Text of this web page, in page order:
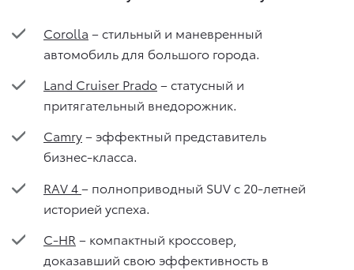
Corolla – стильный и маневренный
автомобиль для большого города.
Land Cruiser Prado– статусный и
притягательный внедорожник.
Camry– эффектный представитель
бизнес-класса.
RAV 4– полноприводный SUV с 20-летней
историей успеха.
C-HR – компактный кроссовер,
доказавший свою эффективность в